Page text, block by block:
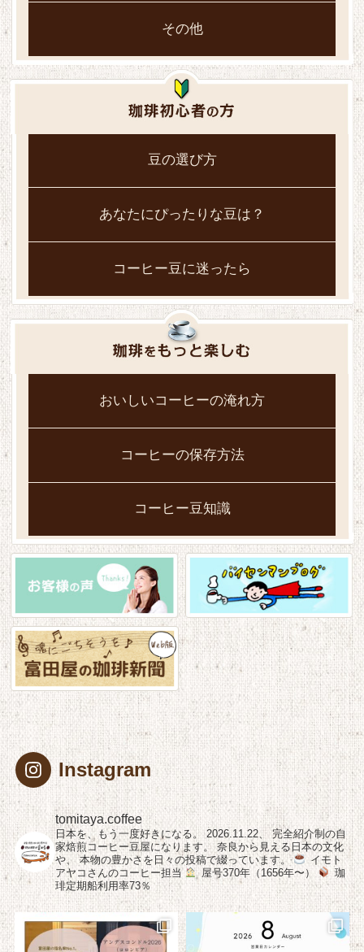
その他
豆の選び方
あなたにぴったりな豆は？
コーヒー豆に迷ったら
おいしいコーヒーの淹れ方
コーヒーの保存方法
コーヒー豆知識
Instagram
tomitaya.coffee
日本を、もう一度好きになる。 2026.11.22、 完全紹介制の自
家焙煎コーヒー豆屋になります。 奈良から見える日本の文化
や、 本物の豊かさを日々の投稿で綴っています。
イモト
アヤコさんのコーヒー担当
屋号370年（1656年〜）
珈
琲定期船利用率73％